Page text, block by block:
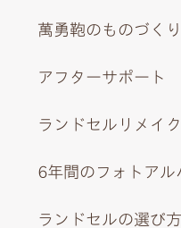
萬勇鞄のものづくり
アフターサポート
ランドセルリメイク
6年間のフォトアル
ランドセルの選び方